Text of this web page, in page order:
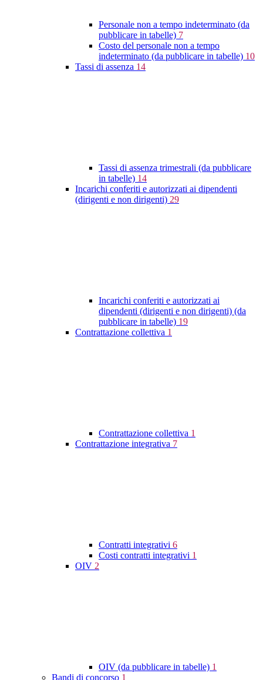
Personale non a tempo indeterminato (da
pubblicare in tabelle) 7
Costo del personale non a tempo
indeterminato (da pubblicare in tabelle) 10
Tassi di assenza 14
Tassi di assenza trimestrali (da pubblicare
in tabelle) 14
Incarichi conferiti e autorizzati ai dipendenti
(dirigenti e non dirigenti) 29
Incarichi conferiti e autorizzati ai
dipendenti (dirigenti e non dirigenti) (da
pubblicare in tabelle) 19
Contrattazione collettiva 1
Contrattazione collettiva 1
Contrattazione integrativa 7
Contratti integrativi 6
Costi contratti integrativi 1
OIV 2
OIV (da pubblicare in tabelle) 1
Bandi di concorso 1